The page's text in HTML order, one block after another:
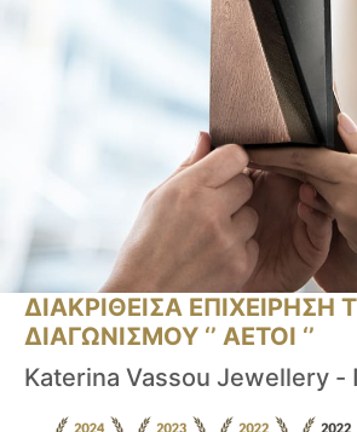
ΔΙΑΚΡΙΘΕΙΣΑ ΕΠΙΧΕΙΡΗΣΗ
ΔΙΑΓΩΝΙΣΜΟΥ ‘’ ΑΕΤΟΙ ‘’
Katerina Vassou Jewellery -